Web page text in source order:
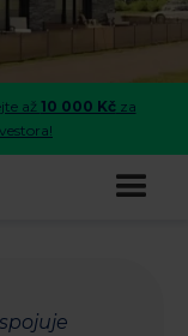
až 10 000 Kčza
do
v horách